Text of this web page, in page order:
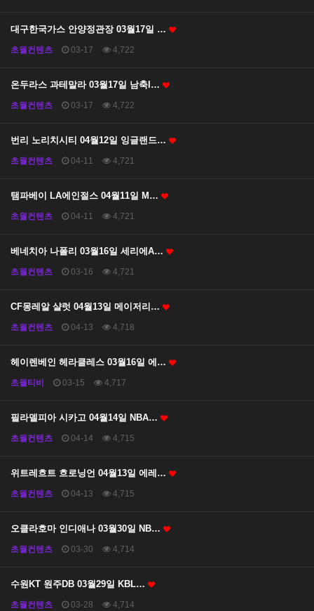
대구한국가스 안양정관장 03월17일 …
초월컨텐츠 03-17 4,722
온두라스 과테말라 03월17일 남축I…
초월컨텐츠 03-17 4,722
번리 노리치시티 04월12일 잉글랜드…
초월컨텐츠 04-11 4,721
탬파베이 LA에인절스 04월11일 M…
초월컨텐츠 04-11 4,721
베네치아 나폴리 03월16일 세리에A…
초월컨텐츠 03-16 4,721
CF몽레알 샬럿 04월13일 메이저리…
초월컨텐츠 04-13 4,718
헤이렌베인 헤라클레스 03월16일 에…
초월티비 03-15 4,717
필라델피아 시카고 04월14일 NBA…
초월컨텐츠 04-14 4,715
위트레흐트 흐로닝언 04월13일 에레…
초월컨텐츠 04-13 4,715
오클라호마 인디애나 03월30일 NB…
초월컨텐츠 03-30 4,714
수원KT 원주DB 03월29일 KBL…
초월컨텐츠 03-28 4,714